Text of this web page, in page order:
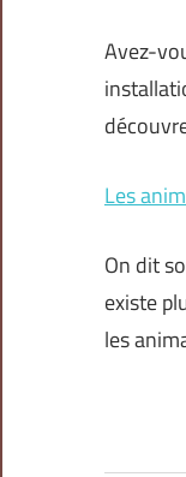
Avez-
Les
On dit
existe
les